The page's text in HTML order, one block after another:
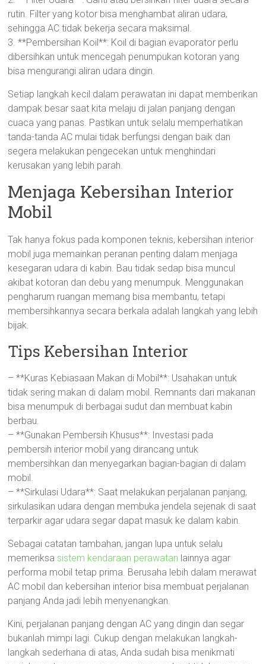
rutin. Filter yang kotor bisa menghambat aliran udara,
sehingga AC tidak bekerja secara maksimal.
3. **Pembersihan Koil**: Koil di bagian evaporator perlu
dibersihkan untuk mencegah penumpukan kotoran yang
bisa mengurangi aliran udara dingin.
Setiap langkah kecil dalam perawatan ini dapat memberikan
dampak besar saat kita melaju di jalan panjang dengan
cuaca yang panas. Pastikan untuk selalu memperhatikan
tanda-tanda AC mulai tidak berfungsi dengan baik dan
segera melakukan pengecekan untuk menghindari
kerusakan yang lebih parah.
Menjaga Kebersihan Interior
Mobil
Tak hanya fokus pada komponen teknis, kebersihan interior
mobil juga memainkan peranan penting dalam menjaga
kesegaran udara di kabin. Bau tidak sedap bisa muncul
akibat kotoran dan debu yang menumpuk. Menggunakan
pengharum ruangan memang bisa membantu, tetapi
membersihkannya secara berkala adalah langkah yang lebih
bijak.
Tips Kebersihan Interior
– **Kuras Kebiasaan Makan di Mobil**: Usahakan untuk
tidak sering makan di dalam mobil. Remnants dari makanan
bisa menumpuk di berbagai sudut dan membuat kabin
berbau.
– **Gunakan Pembersih Khusus**: Investasi pada
pembersih interior mobil yang dirancang untuk
membersihkan dan menyegarkan bagian-bagian di dalam
mobil.
– **Sirkulasi Udara**: Saat melakukan perjalanan panjang,
sirkulasikan udara dengan membuka jendela sejenak di saat
terparkir agar udara segar dapat masuk ke dalam kabin.
Sebagai catatan tambahan, jangan lupa untuk selalu
memeriksa sistem kendaraan perawatan lainnya agar
performa mobil tetap prima. Berusaha lebih dalam merawat
AC mobil dan kebersihan interior bisa membuat perjalanan
panjang Anda jadi lebih menyenangkan.
Kini, perjalanan panjang dengan AC yang dingin dan segar
bukanlah mimpi lagi. Cukup dengan melakukan langkah-
langkah sederhana di atas, Anda sudah bisa menikmati